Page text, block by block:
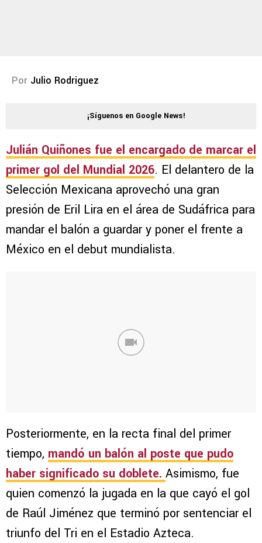
Por Julio Rodriguez
¡Síguenos en Google News!
Julián Quiñones fue el encargado de marcar el
primer gol del Mundial 2026. El delantero de la
Selección Mexicana aprovechó una gran
presión de Eril Lira en el área de Sudáfrica para
mandar el balón a guardar y poner el frente a
México en el debut mundialista.
Posteriormente, en la recta final del primer
tiempo, mandó un balón al poste que pudo
haber significado su doblete. Asimismo, fue
quien comenzó la jugada en la que cayó el gol
de Raúl Jiménez que terminó por sentenciar el
triunfo del Tri en el Estadio Azteca.